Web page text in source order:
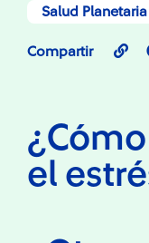
Salud Planetaria
Compartir
el